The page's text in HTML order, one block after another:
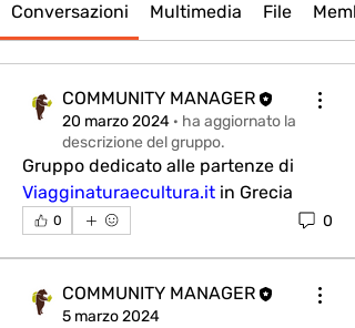
Conversazioni Multimedia File
COMMUNITY MANAGER
20 marzo 2024 · ha aggiornato la
descrizione del gruppo.
Viagginaturaecultura.it in Grecia
0 0
COMMUNITY MANAGER
5 marzo 2024